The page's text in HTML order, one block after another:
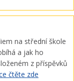
na střední škole
a jak ho
z příspěvků
čtěte zde